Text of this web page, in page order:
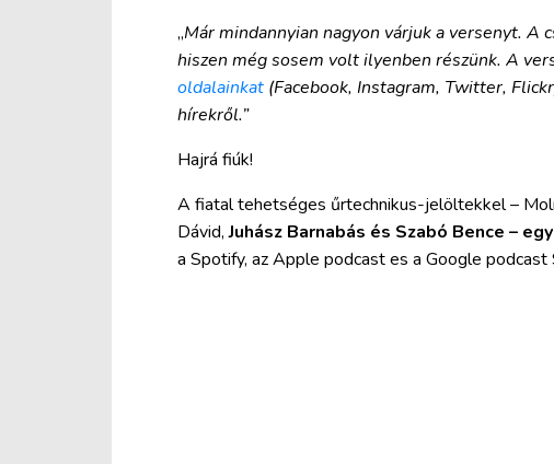
„Már mindannyian nagyon várjuk a versenyt. A
hiszen még sosem volt ilyenben részünk. A
oldalainkat (Facebook, Instagram, Twitter,
hírekről.”
Hajrá fiúk!
A fiatal tehetséges űrtechnikus-jelöltekkel –
Dávid,Juhász Barnabás és Szabó Bence –
a Spotify, az Apple podcast es a Google podcast